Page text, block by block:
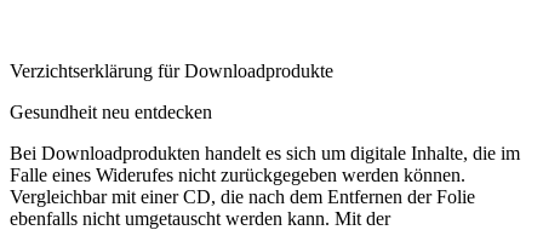
Verzichtserklärung für Downloadprodukte
Gesundheit neu entdecken
Bei Downloadprodukten handelt es sich um digitale Inhalte, die im
Falle eines Widerufes nicht zurückgegeben werden können.
Vergleichbar mit einer CD, die nach dem Entfernen der Folie
ebenfalls nicht umgetauscht werden kann. Mit der